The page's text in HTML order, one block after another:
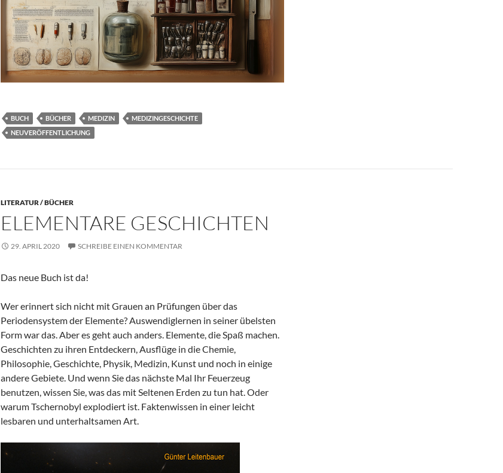
BUCH BÜCHER MEDIZIN
MEDIZINGESCHICHTE
NEUVERÖFFENTLICHUNG
LITERATUR / BÜCHER
ELEMENTARE GESCHICHTEN
29. APRIL 2020 SCHREIBE EINEN KOMMENTAR
Das neue Buch ist da!
Wer erinnert sich nicht mit Grauen an Prüfungen über das
Periodensystem der Elemente? Auswendiglernen in seiner übelsten
Form war das. Aber es geht auch anders. Elemente, die Spaß machen.
Geschichten zu ihren Entdeckern, Ausflüge in die Chemie,
Philosophie, Geschichte, Physik, Medizin, Kunst und noch in einige
andere Gebiete. Und wenn Sie das nächste Mal Ihr Feuerzeug
benutzen, wissen Sie, was das mit Seltenen Erden zu tun hat. Oder
warum Tschernobyl explodiert ist. Faktenwissen in einer leicht
lesbaren und unterhaltsamen Art.